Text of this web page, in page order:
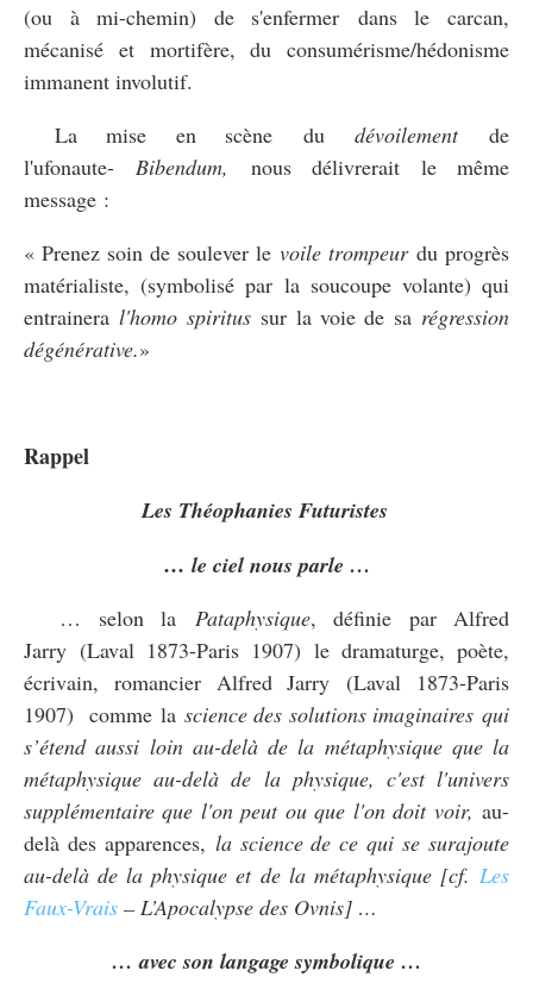
(ou à mi-chemin) de s'enfermer dans le carcan,
mécanisé et mortifère, du consumérisme/hédonisme
immanent involutif.
La mise en scène dudévoilementde
l'ufonaute- Bibendum,
nous délivrerait le même
message :
« Prenez soin de soulever levoile trompeurdu progrès
matérialiste, (symbolisé par la soucoupe volante) qui
entraineral'homo spiritussur la voie de sa régression
dégénérative.»
Rappel
Les Théophanies Futuristes
… le ciel nous parle …
… selon la Pataphysique, définie par Alfred
Jarry (Laval 1873-Paris 1907) le dramaturge, poète,
écrivain, romancier Alfred Jarry (Laval 1873-Paris
1907) comme lascience des solutions imaginaires qui
s’étend aussi loin au-delà de la métaphysique que la
métaphysique au-delà de la physique, c'est l'univers
supplémentaire que l'on peut ou que l'on doit voir, au-
delà des apparences, la science de ce qui se surajoute
au-delà de la physique et de la métaphysique [cf. Les
Faux-Vrais – L’Apocalypse des Ovnis] …
… avec son langage symbolique …